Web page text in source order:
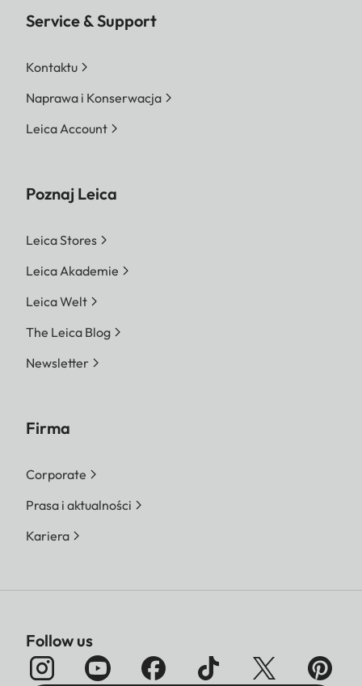
Service & Support
Kontaktu
Naprawa i Konserwacja
Leica Account
Poznaj Leica
Leica Stores
Leica Akademie
Leica Welt
The Leica Blog
Newsletter
Firma
Corporate
Prasa i aktualności
Kariera
Follow us